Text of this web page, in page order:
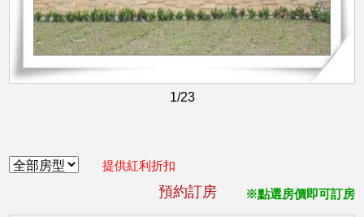
1/23
提供紅利折扣
預約訂房 ※點選房價即可訂房